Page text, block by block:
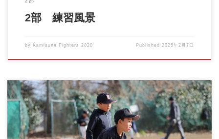
2部 練習風景
by Kamisuna Fighters 2020 Published 2025年2月7日